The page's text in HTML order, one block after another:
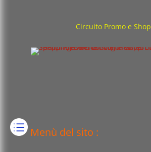
Circuito Promo e Shop
Menù del sito :